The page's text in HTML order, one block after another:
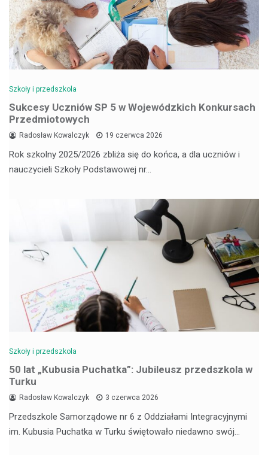
Szkoły i przedszkola
Sukcesy Uczniów SP 5 w Wojewódzkich Konkursach
Przedmiotowych
Radosław Kowalczyk 19 czerwca 2026
Rok szkolny 2025/2026 zbliża się do końca, a dla uczniów i
nauczycieli Szkoły Podstawowej nr…
Szkoły i przedszkola
50 lat „Kubusia Puchatka”: Jubileusz przedszkola w
Turku
Radosław Kowalczyk 3 czerwca 2026
Przedszkole Samorządowe nr 6 z Oddziałami Integracyjnymi
im. Kubusia Puchatka w Turku świętowało niedawno swój…